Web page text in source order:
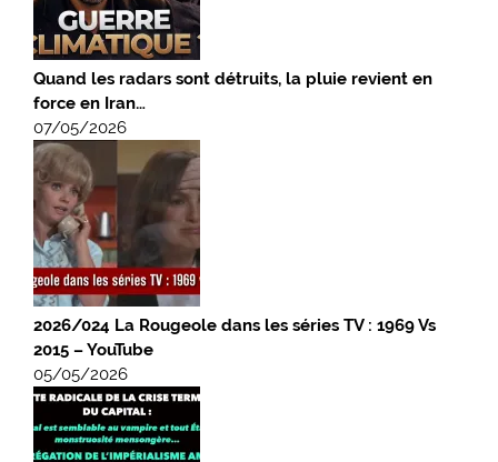
Quand les radars sont détruits, la pluie revient en
force en Iran…
07/05/2026
2026/024 La Rougeole dans les séries TV : 1969 Vs
2015 – YouTube
05/05/2026